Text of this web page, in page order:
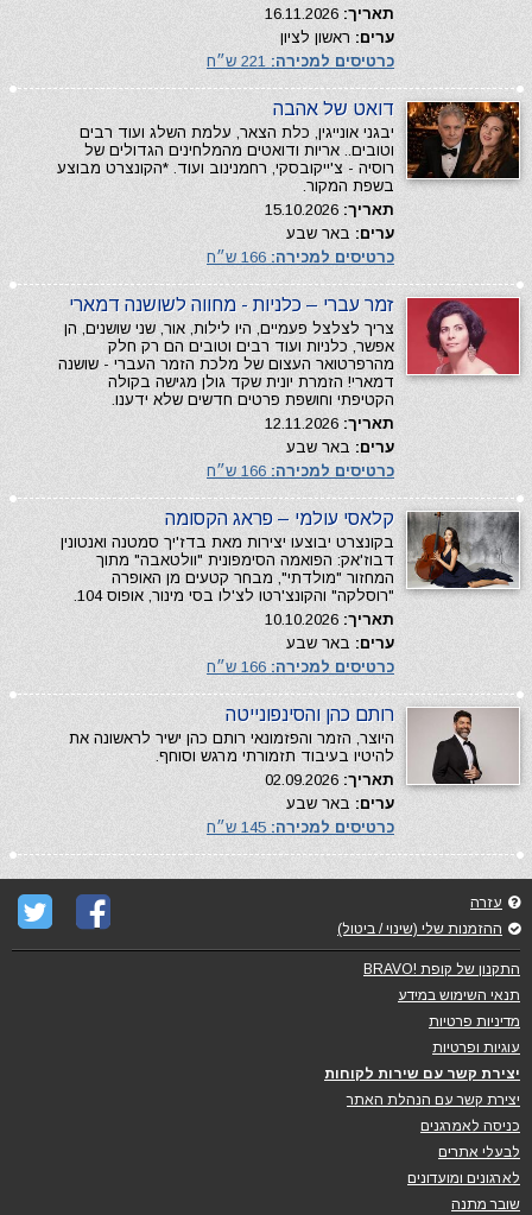
תאריך:
ערים: ראשון לציון
כרטיסים למכירה:
דואט של אהבה
יבגני אונייגין, כלת הצאר, עלמת השלג ועוד רבים
וטובים.. אריות ודואטים מהמלחינים הגדולים של
רוסיה - צ'ייקובסקי, רחמנינוב ועוד. *הקונצרט מבוצע
בשפת המקור.
תאריך:
ערים: באר שבע
כרטיסים למכירה:
זמר עברי – כלניות - מחווה לשושנה דמארי
צריך לצלצל פעמיים, היו לילות, אור, שני שושנים, הן
אפשר, כלניות ועוד רבים וטובים הם רק חלק
מהרפרטואר העצום של מלכת הזמר העברי - שושנה
דמארי! הזמרת יונית שקד גולן מגישה בקולה
הקטיפתי וחושפת פרטים חדשים שלא ידענו.
תאריך:
ערים: באר שבע
כרטיסים למכירה:
קלאסי עולמי – פראג הקסומה
בקונצרט יבוצעו יצירות מאת בדז'יך סמטנה ואנטונין
דבוז'אק: הפואמה הסימפונית "וולטאבה" מתוך
המחזור "מולדתי", מבחר קטעים מן האופרה
"רוסלקה" והקונצ'רטו לצ'לו בסי מינור, אופוס 104.
תאריך:
ערים: באר שבע
כרטיסים למכירה:
רותם כהן והסינפונייטה
היוצר, הזמר והפזמונאי רותם כהן ישיר לראשונה את
להיטיו בעיבוד תזמורתי מרגש וסוחף.
תאריך:
ערים: באר שבע
כרטיסים למכירה:
עזרה
ההזמנות שלי (שינוי / ביטול)
התקנון של קופת !BRAVO
תנאי השימוש במידע
מדיניות פרטיות
עוגיות ופרטיות
יצירת קשר עם שירות לקוחות
יצירת קשר עם הנהלת האתר
כניסה לאמרגנים
לבעלי אתרים
לארגונים ומועדונים
שובר מתנה